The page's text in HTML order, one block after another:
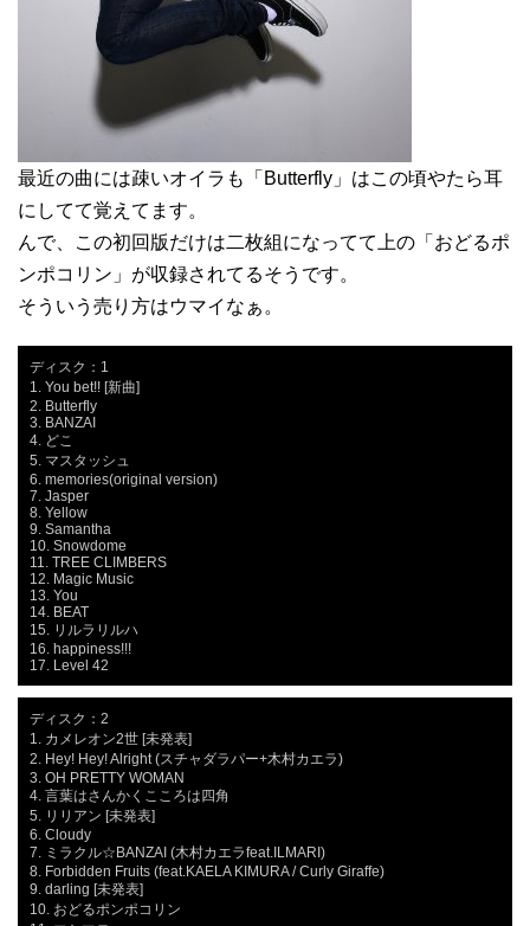
最近の曲には疎いオイラも「Butterfly」はこの頃やたら耳
にしてて覚えてます。
んで、この初回版だけは二枚組になってて上の「おどるポ
ンポコリン」が収録されてるそうです。
そういう売り方はウマイなぁ。
ディスク：1
1. You bet!! [新曲]
2. Butterfly
3. BANZAI
4. どこ
5. マスタッシュ
6. memories(original version)
7. Jasper
8. Yellow
9. Samantha
10. Snowdome
11. TREE CLIMBERS
12. Magic Music
13. You
14. BEAT
15. リルラリルハ
16. happiness!!!
17. Level 42
ディスク：2
1. カメレオン2世 [未発表]
2. Hey! Hey! Alright (スチャダラパー+木村カエラ)
3. OH PRETTY WOMAN
4. 言葉はさんかくこころは四角
5. リリアン [未発表]
6. Cloudy
7. ミラクル☆BANZAI (木村カエラfeat.ILMARI)
8. Forbidden Fruits (feat.KAELA KIMURA / Curly Giraffe)
9. darling [未発表]
10. おどるポンポコリン